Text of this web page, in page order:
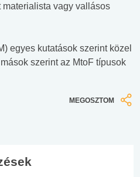
materialista vagy vallásos
egyes kutatások szerint közel
szerint az MtoF típusok
MEGOSZTOM